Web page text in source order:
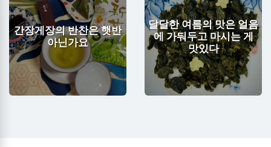
간장게장의 반찬은 햇반
아닌가요
달달한 여름의 맛은 얼음
에 가둬두고 마시는 게
맛있다